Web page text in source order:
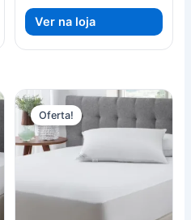
era:
atual
R$
Ver na loja
Oferta!